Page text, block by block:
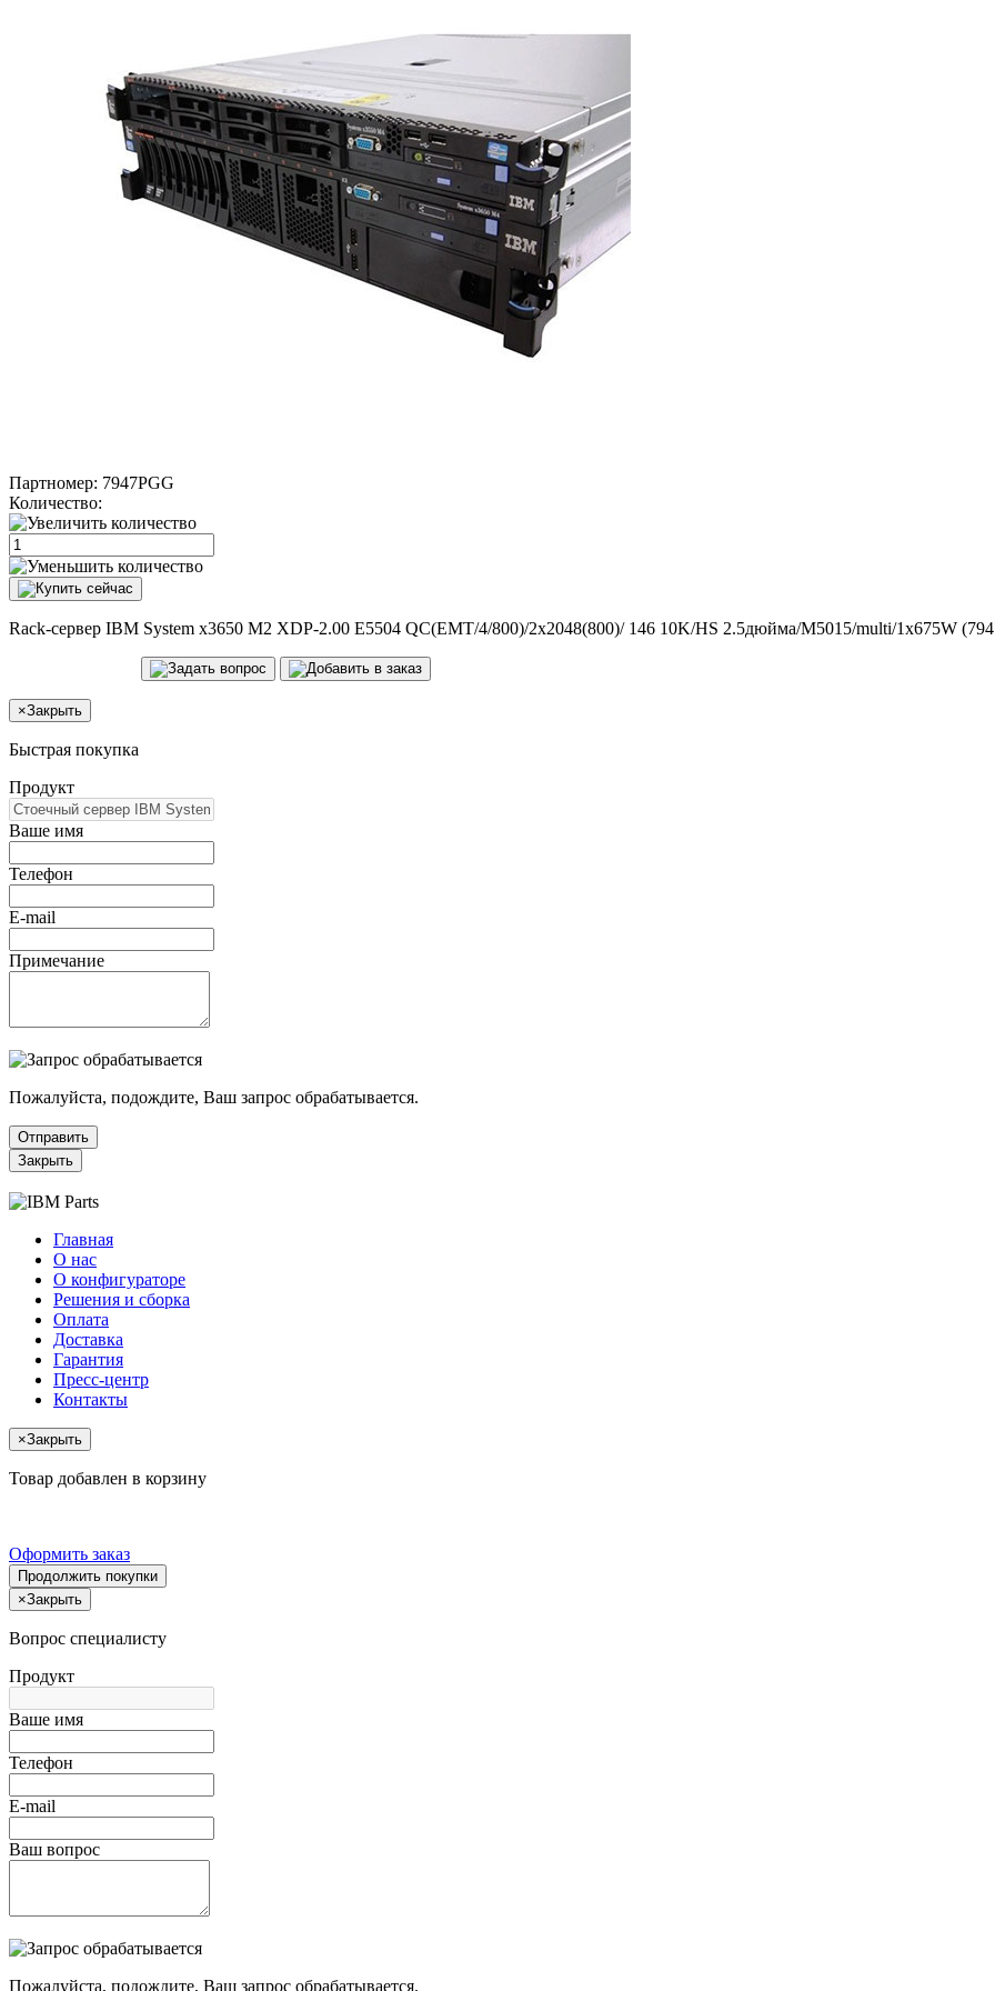
Партномер: 7947PGG
Количество:
Rack-сервер IBM System x3650 M2 XDP-2.00 E5504 QC(EMT/4/800)/2x2048(800)/ 146 10K/HS 2.5дюйма/M5015/multi/1x675W
×Закрыть
Быстрая покупка
Продукт
Ваше имя
Телефон
E-mail
Примечание
Пожалуйста, подождите, Ваш запрос обрабатывается.
Отправить
Закрыть
Главная
О нас
О конфигураторе
Решения и сборка
Оплата
Доставка
Гарантия
Пресс-центр
Контакты
×Закрыть
Товар добавлен в корзину
Оформить заказ
Продолжить покупки
×Закрыть
Вопрос специалисту
Продукт
Ваше имя
Телефон
E-mail
Ваш вопрос
Пожалуйста, подождите, Ваш запрос обрабатывается.